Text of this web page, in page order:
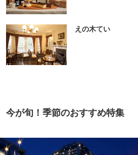
えの木てい
今が旬！季節のおすすめ特集